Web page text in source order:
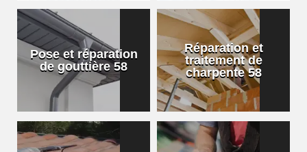
Pose et réparation
de gouttière 58
Réparation et
traitement de
charpente 58